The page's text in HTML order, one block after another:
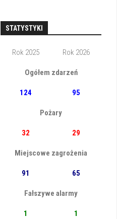
STATYSTYKI
Rok 2025 Rok 2026
Ogółem zdarzeń
124 95
Pożary
32 29
Miejscowe zagrożenia
91 65
Fałszywe alarmy
1 1